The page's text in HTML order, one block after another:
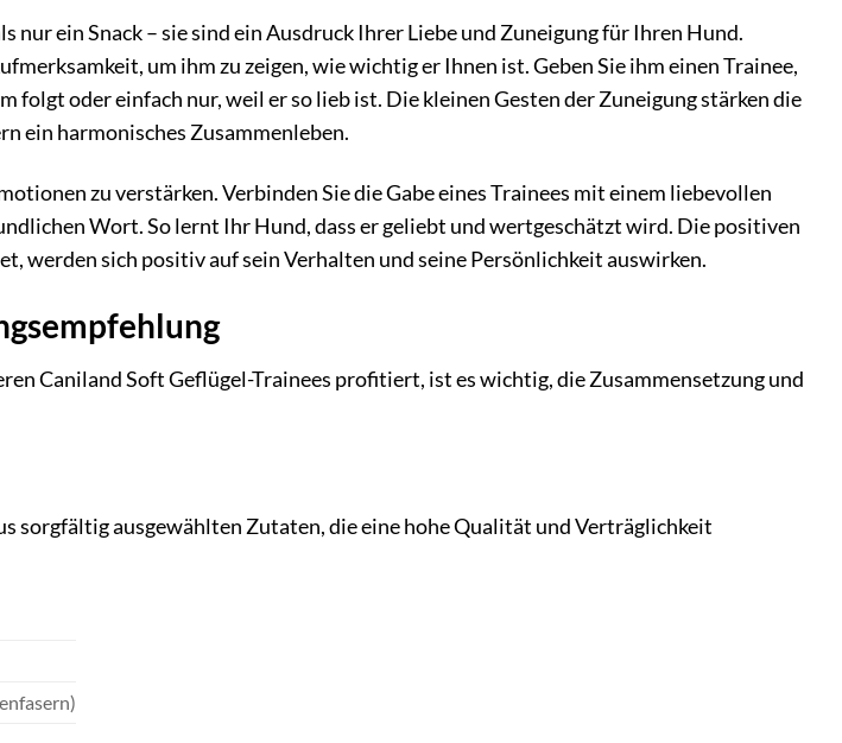
nur ein Snack – sie sind ein Ausdruck Ihrer Liebe und Zuneigung für Ihren Hund.
um ihm zu zeigen, wie wichtig er Ihnen ist. Geben Sie ihm einen Trainee,
folgt oder einfach nur, weil er so lieb ist. Die kleinen Gesten der Zuneigung stärken die
ein harmonisches Zusammenleben.
zu verstärken. Verbinden Sie die Gabe eines Trainees mit einem liebevollen
Wort. So lernt Ihr Hund, dass er geliebt und wertgeschätzt wird. Die positiven
werden sich positiv auf sein Verhalten und seine Persönlichkeit auswirken.
Caniland Soft Geflügel-Trainees profitiert, ist es wichtig, die Zusammensetzung und
sorgfältig ausgewählten Zutaten, die eine hohe Qualität und Verträglichkeit